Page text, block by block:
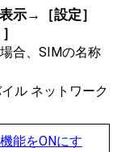
示→［設定］
合、SIMの名称
ル ネットワーク
能をONにす